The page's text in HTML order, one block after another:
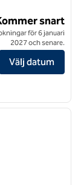
Collection by
Beach, Curio
snart
för 6 januari
2027 och senare.
Välj datum
nästa